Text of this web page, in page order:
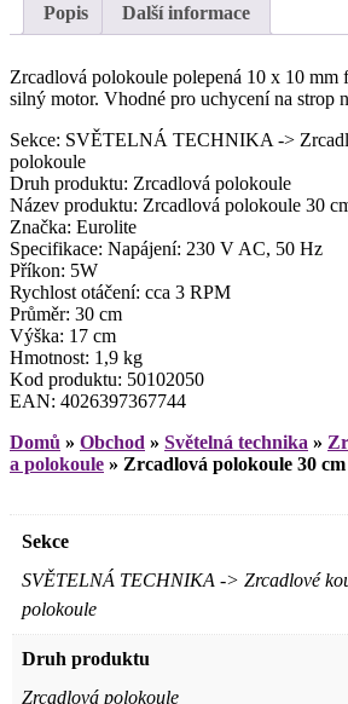
Popis Další informace
Zrcadlová polokoule polepená 10 x 10 mm
silný motor. Vhodné pro uchycení na strop
Sekce: SVĚTELNÁ TECHNIKA ->
polokoule
Druh produktu: Zrcadlová polokoule
Název produktu: Zrcadlová polokoule 30
Značka: Eurolite
Specifikace: Napájení: 230 V AC, 50 Hz
Příkon: 5W
Rychlost otáčení: cca 3 RPM
Průměr: 30 cm
Výška: 17 cm
Hmotnost: 1,9 kg
Kod produktu: 50102050
EAN: 4026397367744
Domů » Obchod » Světelná technika »
a polokoule » Zrcadlová polokoule 30 cm
Sekce
SVĚTELNÁ TECHNIKA -> Zrcadlové
polokoule
Druh produktu
Zrcadlová polokoule